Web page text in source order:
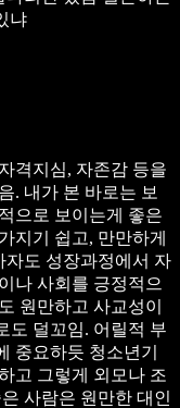
냐
격지심, 자존감 등을
. 내가 본 바로는 보
으로 보이는게 좋은
지기 쉽고, 만만하게
자도 성장과정에서 자
나 사회를 긍정적으
원만하고 사교성이
도 덜꼬임. 어릴적 부
중요하듯 청소년기
고 그렇게 외모나 조
사람은 원만한 대인